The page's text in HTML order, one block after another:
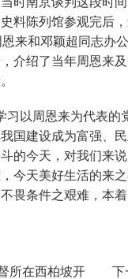
料陈列馆参观完后
来和邓颖超同志办
介绍了当年周恩来
以周恩来为代表的
国建设成为富强、
的今天，对我们来
今天美好生活的来
畏条件之艰难，本
所在西柏坡开
下